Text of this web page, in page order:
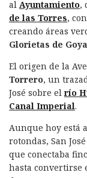
al Ayuntamiento,
de las Torres,
creando áreas
Glorietas de Goya
El origen de la
Torrero, un
José sobre el río
Canal Imperial.
Aunque hoy está
rotondas, San
que conectaba
hasta convertirse